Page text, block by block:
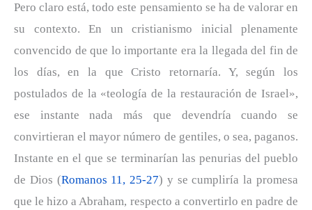
Pero claro está, todo este pensamiento se ha de valorar en
su contexto. En un cristianismo inicial plenamente
convencido de que lo importante era la llegada del fin de
los días, en la que Cristo retornaría. Y, según los
postulados de la «teología de la restauración de Israel»,
ese instante nada más que devendría cuando se
convirtieran el mayor número de gentiles, o sea, paganos.
Instante en el que se terminarían las penurias del pueblo
de Dios (Romanos 11, 25-27) y se cumpliría la promesa
que le hizo a Abraham, respecto a convertirlo en padre de